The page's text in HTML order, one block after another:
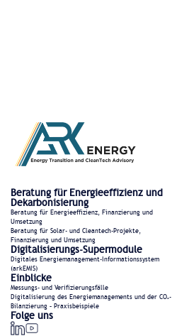
Beratung für Energieeffizienz und
Dekarbonisierung
Beratung für Energieeffizienz, Finanzierung und
Umsetzung
Beratung für Solar- und Cleantech-Projekte,
Finanzierung und Umsetzung
Digitalisierungs-Supermodule
Digitales Energiemanagement-Informationssystem
(arkEMIS)
Einblicke
Messungs- und Verifizierungsfälle
Digitalisierung des Energiemanagements und der CO₂-
Bilanzierung – Praxisbeispiele
Folge uns